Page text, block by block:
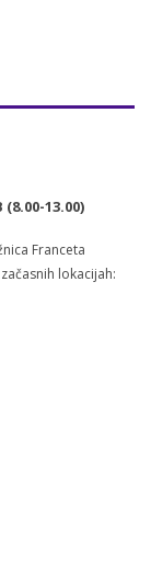
(8.00-13.00)
Franceta
lokacijah: